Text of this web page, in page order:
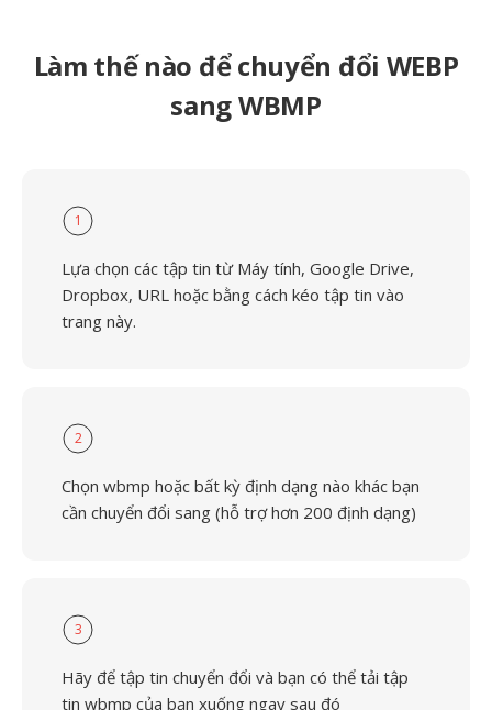
Làm thế nào để chuyển đổi WEBP
sang WBMP
1
Lựa chọn các tập tin từ Máy tính, Google Drive,
Dropbox, URL hoặc bằng cách kéo tập tin vào
trang này.
2
Chọn wbmp hoặc bất kỳ định dạng nào khác bạn
cần chuyển đổi sang (hỗ trợ hơn 200 định dạng)
3
Hãy để tập tin chuyển đổi và bạn có thể tải tập
tin wbmp của bạn xuống ngay sau đó